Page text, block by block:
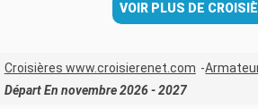
VOIR PLUS DE
Croisières www.croisierenet.com
Départ En novembre 2026 - 2027